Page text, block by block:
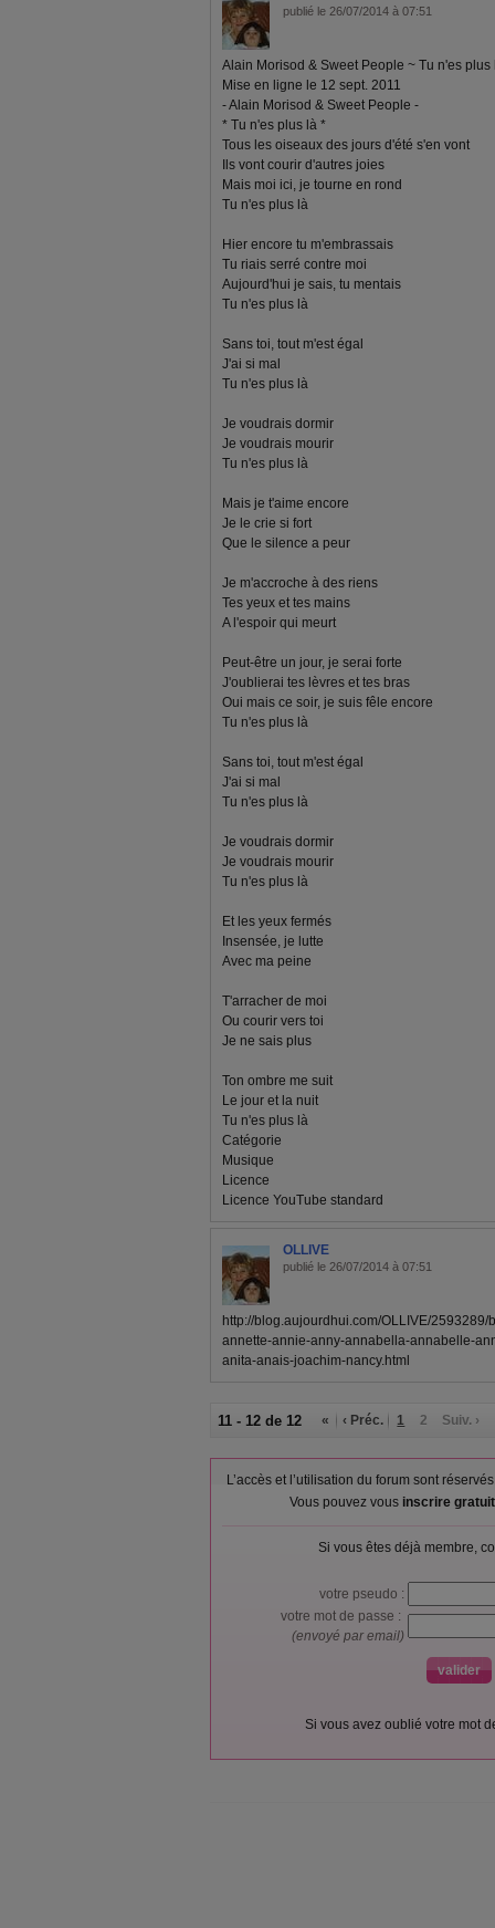
publié le 26/07/2014 à 07:51
Alain Morisod & Sweet People ~ Tu n'es plus
Mise en ligne le 12 sept. 2011
- Alain Morisod & Sweet People -
* Tu n'es plus là *
Tous les oiseaux des jours d'été s'en vont
Ils vont courir d'autres joies
Mais moi ici, je tourne en rond
Tu n'es plus là
Hier encore tu m'embrassais
Tu riais serré contre moi
Aujourd'hui je sais, tu mentais
Tu n'es plus là
Sans toi, tout m'est égal
J'ai si mal
Tu n'es plus là
Je voudrais dormir
Je voudrais mourir
Tu n'es plus là
Mais je t'aime encore
Je le crie si fort
Que le silence a peur
Je m'accroche à des riens
Tes yeux et tes mains
A l'espoir qui meurt
Peut-être un jour, je serai forte
J'oublierai tes lèvres et tes bras
Oui mais ce soir, je suis fêle encore
Tu n'es plus là
Sans toi, tout m'est égal
J'ai si mal
Tu n'es plus là
Je voudrais dormir
Je voudrais mourir
Tu n'es plus là
Et les yeux fermés
Insensée, je lutte
Avec ma peine
T'arracher de moi
Ou courir vers toi
Je ne sais plus
Ton ombre me suit
Le jour et la nuit
Tu n'es plus là
Catégorie
Musique
Licence
Licence YouTube standard
OLLIVE
publié le 26/07/2014 à 07:51
http://blog.aujourdhui.com/OLLIVE/
annette-annie-anny-annabella-annabelle-
anita-anais-joachim-nancy.html
11 - 12 de 12 « ‹ Préc. 1 2 Suiv. ›
L’accès et l’utilisation du forum sont
Vous pouvez vous inscrire
Si vous êtes déjà membre,
votre pseudo :
votre mot de passe :
(envoyé par email)
Si vous avez oublié votre mot